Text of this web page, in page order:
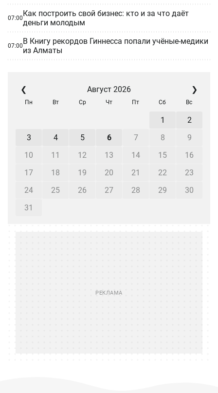
07:00Как построить свой бизнес: кто и за что даёт
деньги молодым
07:00В Книгу рекордов Гиннесса попали учёные-медики
из Алматы
❮ Август 2026 ❯
Пн Вт Ср Чт Пт Сб Вс
1
2
3
4 5 6 7 8
9
10
11 12 13 14 15
16
17
18 19 20 21 22
23
24
25 26 27 28 29
30
31